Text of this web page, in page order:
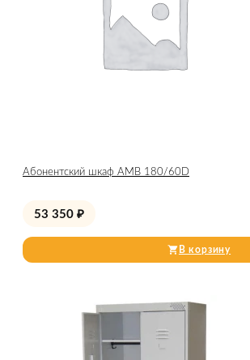
Абонентский шкаф AMB 180/60D
53 350 ₽
В корзину